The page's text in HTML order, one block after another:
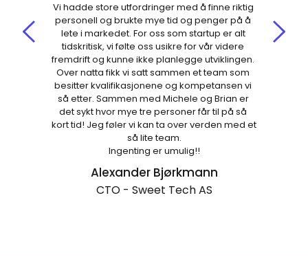
Vi hadde store utfordringer med å finne riktig
personell og brukte mye tid og penger på å
lete i markedet. For oss som startup er alt
tidskritisk, vi følte oss usikre for vår videre
fremdrift og kunne ikke planlegge utviklingen.
Over natta fikk vi satt sammen et team som
besitter kvalifikasjonene og kompetansen vi
så etter. Sammen med Michele og Brian er
det sykt hvor mye tre personer får til på så
kort tid! Jeg føler vi kan ta over verden med et
så lite team.
Ingenting er umulig!!
Alexander Bjørkmann
CTO - Sweet Tech AS